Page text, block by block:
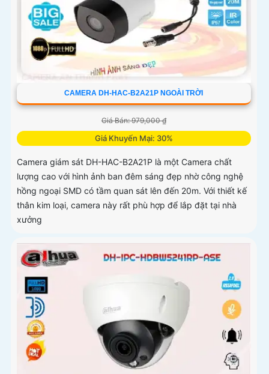
CAMERA DH-HAC-B2A21P NGOÀI TRỜI
Giá Bán: 979,000 ₫
Giá Khuyến Mại: 30%
Camera giám sát DH-HAC-B2A21P là một Camera chất
lượng cao với hình ảnh ban đêm sáng đẹp nhờ công nghệ
hồng ngoại SMD có tầm quan sát lên đến 20m. Với thiết kế
thân kim loại, camera này rất phù hợp để lắp đặt tại nhà
xưởng